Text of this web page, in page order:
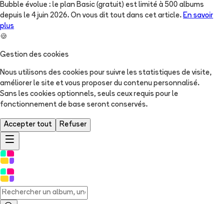
Bubble évolue : le plan Basic (gratuit) est limité à 500 albums
depuis le 4 juin 2026. On vous dit tout dans cet article. En savoir
plus
🍪
Gestion des cookies
Nous utilisons des cookies pour suivre les statistiques de visite,
améliorer le site et vous proposer du contenu personnalisé.
Sans les cookies optionnels, seuls ceux requis pour le
fonctionnement de base seront conservés.
Accepter tout Refuser